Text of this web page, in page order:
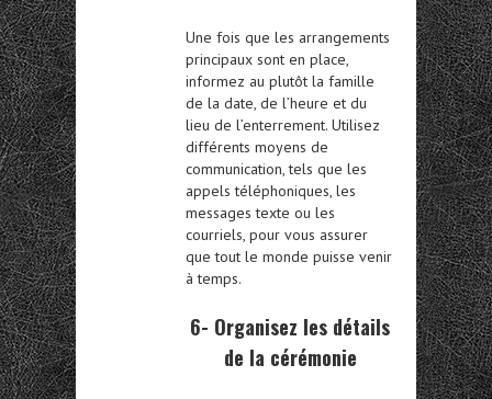
Une fois que les arrangements
principaux sont en place,
informez au plutôt la famille
de la date, de l’heure et du
lieu de l’enterrement. Utilisez
différents moyens de
communication, tels que les
appels téléphoniques, les
messages texte ou les
courriels, pour vous assurer
que tout le monde puisse venir
à temps.
6- Organisez les détails
de la cérémonie